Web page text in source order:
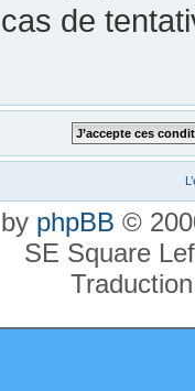
de
phpBB ©
SE Square